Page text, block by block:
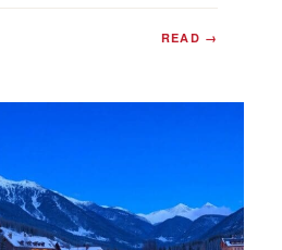
e catalã que ...
READ →